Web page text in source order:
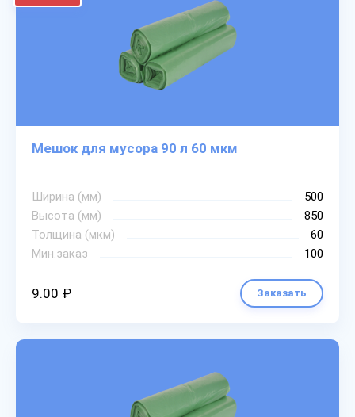
Мешок для мусора 90 л 60 мкм
Ширина (мм)
500
Высота (мм)
850
Толщина (мкм)
60
Мин.заказ
100
9.00 ₽ Заказать